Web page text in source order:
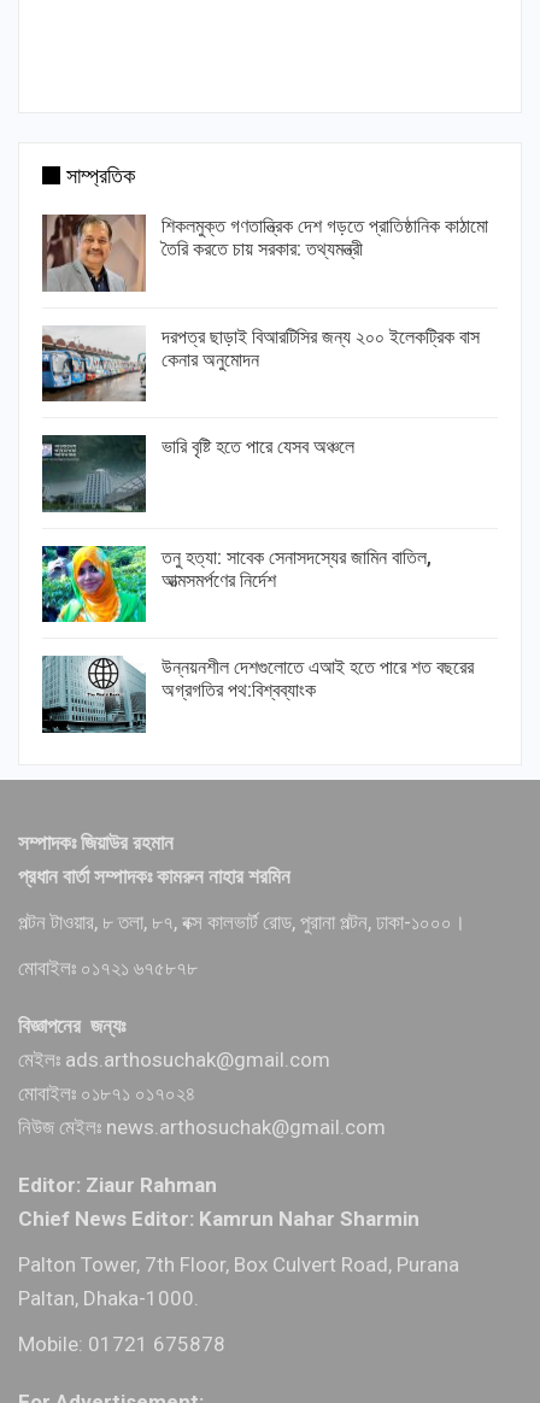
সাম্প্রতিক
শিকলমুক্ত গণতান্ত্রিক দেশ গড়তে প্রাতিষ্ঠানিক কাঠামো
তৈরি করতে চায় সরকার: তথ্যমন্ত্রী
দরপত্র ছাড়াই বিআরটিসির জন্য ২০০ ইলেকট্রিক বাস
কেনার অনুমোদন
ভারি বৃষ্টি হতে পারে যেসব অঞ্চলে
তনু হত্যা: সাবেক সেনাসদস্যের জামিন বাতিল,
আত্মসমর্পণের নির্দেশ
উন্নয়নশীল দেশগুলোতে এআই হতে পারে শত বছরের
অগ্রগতির পথ:বিশ্বব্যাংক
সম্পাদকঃ জিয়াউর রহমান
প্রধান বার্তা সম্পাদকঃ কামরুন নাহার শরমিন
পল্টন টাওয়ার, ৮ তলা, ৮৭, বক্স কালভার্ট রোড, পুরানা পল্টন, ঢাকা-১০০০।
মোবাইলঃ ০১৭২১ ৬৭৫৮৭৮
বিজ্ঞাপনের জন্যঃ
মেইলঃ ads.arthosuchak@gmail.com
মোবাইলঃ ০১৮৭১ ০১৭০২৪
নিউজ মেইলঃ news.arthosuchak@gmail.com
Editor: Ziaur Rahman
Chief News Editor: Kamrun Nahar Sharmin
Palton Tower, 7th Floor, Box Culvert Road, Purana
Paltan, Dhaka-1000.
Mobile: 01721 675878